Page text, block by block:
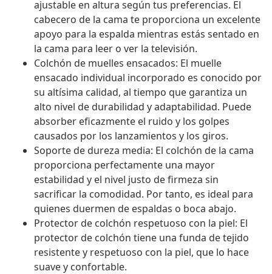
ajustable en altura según tus preferencias. El
cabecero de la cama te proporciona un excelente
apoyo para la espalda mientras estás sentado en
la cama para leer o ver la televisión.
Colchón de muelles ensacados: El muelle
ensacado individual incorporado es conocido por
su altísima calidad, al tiempo que garantiza un
alto nivel de durabilidad y adaptabilidad. Puede
absorber eficazmente el ruido y los golpes
causados por los lanzamientos y los giros.
Soporte de dureza media: El colchón de la cama
proporciona perfectamente una mayor
estabilidad y el nivel justo de firmeza sin
sacrificar la comodidad. Por tanto, es ideal para
quienes duermen de espaldas o boca abajo.
Protector de colchón respetuoso con la piel: El
protector de colchón tiene una funda de tejido
resistente y respetuoso con la piel, que lo hace
suave y confortable.